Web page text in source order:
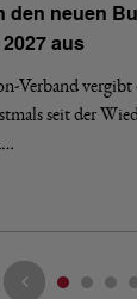
den neuen
aus
Verband vergibt
seit der